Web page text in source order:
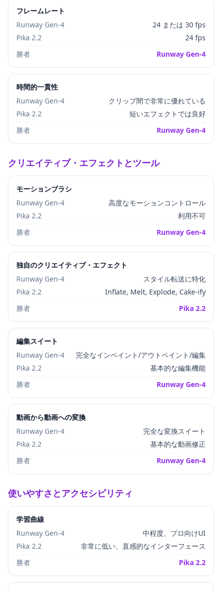
フレームレート
Runway Gen-4
24 または 30 fps
Pika 2.2
24 fps
勝者
Runway Gen-4
時間的一貫性
Runway Gen-4
クリップ間で非常に優れている
Pika 2.2
短いエフェクトでは良好
勝者
Runway Gen-4
クリエイティブ・エフェクトとツール
モーションブラシ
Runway Gen-4
高度なモーションコントロール
Pika 2.2
利用不可
勝者
Runway Gen-4
独自のクリエイティブ・エフェクト
Runway Gen-4
スタイル転送に特化
Pika 2.2
Inflate, Melt, Explode, Cake-ify
勝者
Pika 2.2
編集スイート
Runway Gen-4
完全なインペイント/アウトペイント/編集
Pika 2.2
基本的な編集機能
勝者
Runway Gen-4
動画から動画への変換
Runway Gen-4
完全な変換スイート
Pika 2.2
基本的な動画修正
勝者
Runway Gen-4
使いやすさとアクセシビリティ
学習曲線
Runway Gen-4
中程度、プロ向けUI
Pika 2.2
非常に低い、直感的なインターフェース
勝者
Pika 2.2